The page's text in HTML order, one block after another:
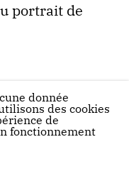
portrait de
donnée
des cookies
de
fonctionnement